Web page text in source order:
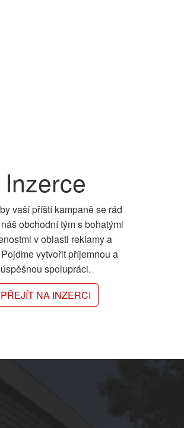
Inzerce
vaší příští kampaně se rád
obchodní tým s bohatými
v oblasti reklamy a
vytvořit příjemnou a
úspěšnou spolupráci.
PŘEJÍT NA INZERCI